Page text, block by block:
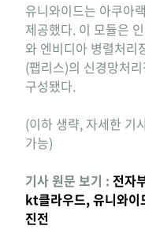
유니와이드는 아쿠아
제공했다. 이 모듈은
와 엔비디아 병렬처리
(팹리스)의 신경망처
구성됐다.
(이하 생략, 자세한 기
가능)
기사 원문 보기 : 전자
kt클라우드, 유니와이
진전